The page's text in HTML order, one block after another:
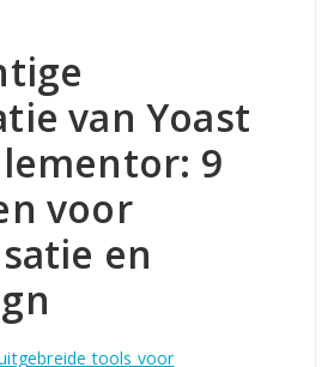
van Yoast
9
voor
en
tools voor